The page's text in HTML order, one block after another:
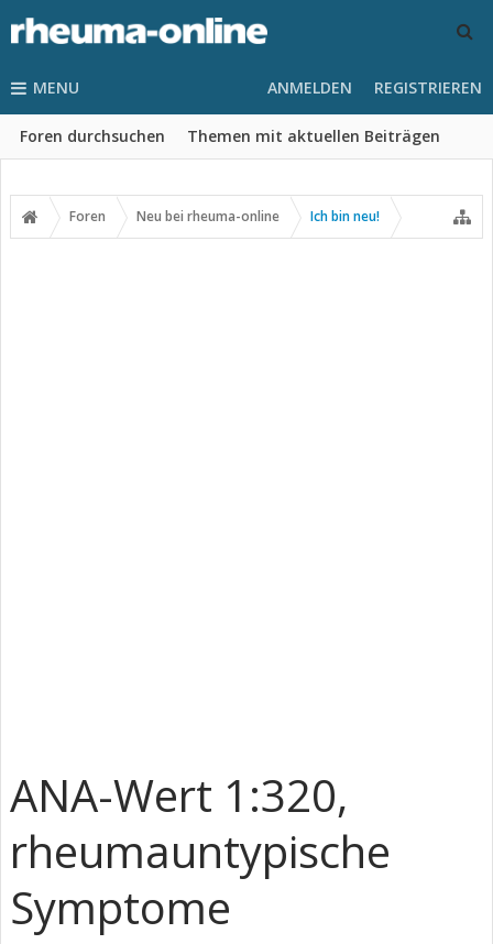
MENU
Foren durchsuchen Themen mit aktuellen Beiträgen
ANMELDEN REGISTRIEREN
Foren Neu bei rheuma-online Ich bin neu!
ANA-Wert 1:320,
rheumauntypische
Symptome